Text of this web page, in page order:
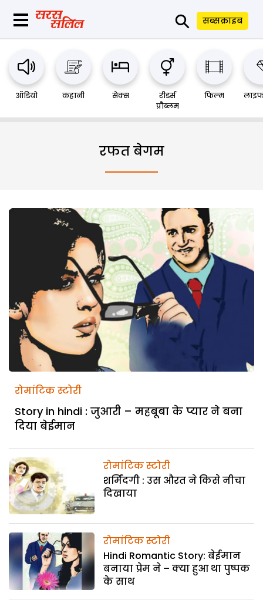
⚲ सब्सक्राइब
ऑडियो कहानी सेक्स
रीडर्स
प्रौब्लम
फिल्म
रफत बेगम
रोमांटिक स्टोरी
Story in hindi : जुआरी – महबूबा के प्यार ने बना
दिया बेईमान
रोमांटिक स्टोरी
शर्मिंदगी : उस औरत ने किसे नीचा
दिखाया
रोमांटिक स्टोरी
Hindi Romantic Story: बेईमान
बनाया प्रेम ने – क्या हुआ था पुष्पक
के साथ